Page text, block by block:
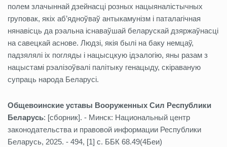
полем злачыннай дзейнасці розных нацыяналістычных
груповак, якіх аб’ядноўваў антыкамунізм і паталагічная
нянавісць да рэальна існаваўшай беларускай дзяржаўнасці
на савецкай аснове. Людзі, якія былі на баку немцаў,
падзялялі іх погляды і нацысцкую ідэалогію, яны разам з
нацыстамі рэалізоўвалі палітыку генацыду, скіраваную
супраць народа Беларусі.
Общевоинские уставы Вооруженных Сил Республики
Беларусь: [сборник]. - Минск: Национальный центр
законодательства и правовой информации Республики
Беларусь, 2025. - 494, [1] с. ББК 68.49(4Беи)